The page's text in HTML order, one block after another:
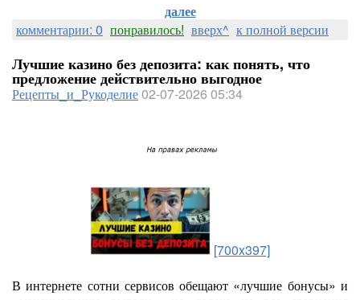
далее
комментарии: 0 понравилось! вверх^ к полной версии
Лучшие казино без депозита: как понять, что
предложение действительно выгодное
Рецепты_и_Рукоделие02-07-2026 05:34
[700x397]
В интернете сотни сервисов обещают «лучшие бонусы» и